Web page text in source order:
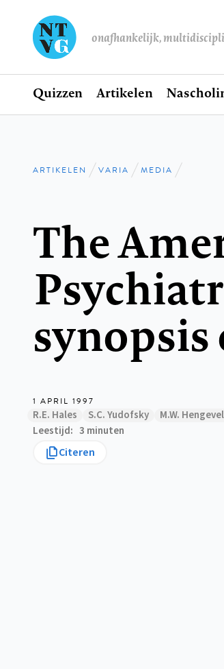
onafhankelijk,
Hoofdnavigatie
Home
Quizzen Artikelen
Kruimelpad
ARTIKELEN VARIA MEDIA
The
1 APRIL 1997
R.E. Hales S.C. Yudofsky M.W.
Leestijd
3 minuten
Citeren